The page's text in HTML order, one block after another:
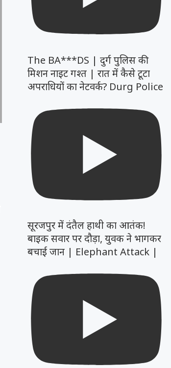
The BA***DS | दुर्ग पुलिस की
मिशन नाइट गश्त | रात में कैसे टूटा
अपराधियों का नेटवर्क? Durg Police
सूरजपुर में दंतैल हाथी का आतंक!
बाइक सवार पर दौड़ा, युवक ने भागकर
बचाई जान | Elephant Attack |